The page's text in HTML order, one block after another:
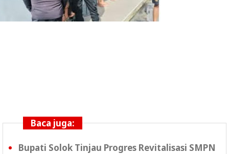
Baca juga:
Bupati Solok Tinjau Progres Revitalisasi SMPN